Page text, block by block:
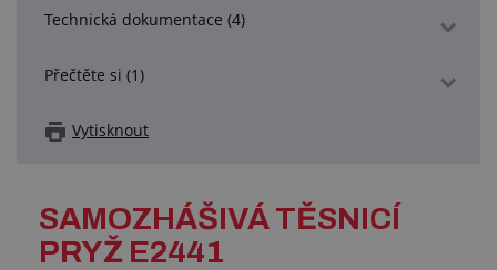
Technická dokumentace (4)
Přečtěte si (1)
Vytisknout
SAMOZHÁŠIVÁ TĚSNICÍ
PRYŽ E2441